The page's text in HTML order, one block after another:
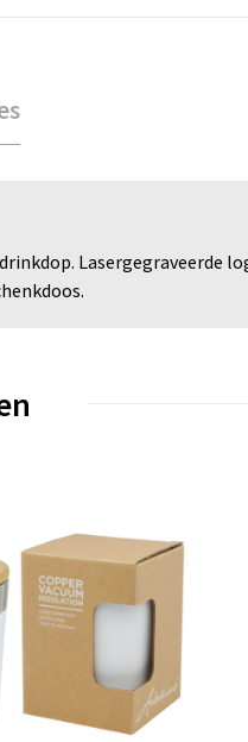
Lasergegraveerde